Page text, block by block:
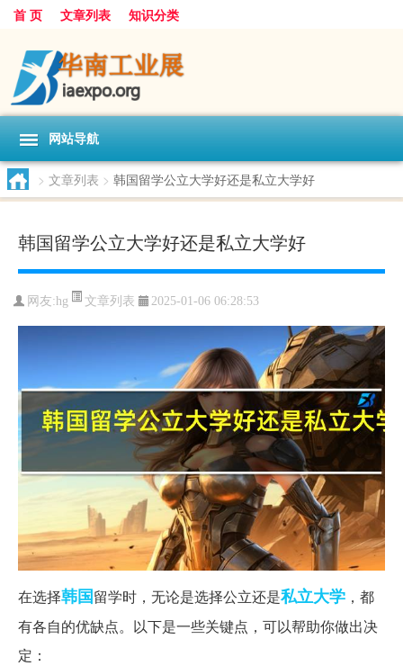
首 页 文章列表 知识分类
网站导航
> 文章列表 > 韩国留学公立大学好还是私立大学好
韩国留学公立大学好还是私立大学好
网友:hg 文章列表 2025-01-06 06:28:53
在选择韩国留学时，无论是选择公立还是私立大学 ，都
有各自的优缺点。以下是一些关键点，可以帮助你做出决
定：